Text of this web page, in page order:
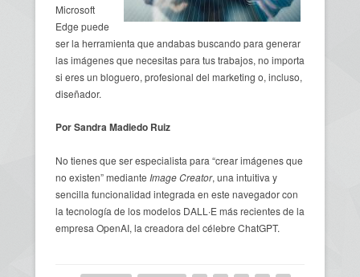
Microsoft
Edge puede
ser la herramienta que andabas buscando para generar
las imágenes que necesitas para tus trabajos, no importa
si eres un bloguero, profesional del marketing o, incluso,
diseñador.
Por Sandra Madiedo Ruiz
No tienes que ser especialista para “crear imágenes que
no existen” mediante Image Creator, una intuitiva y
sencilla funcionalidad integrada en este navegador con
la tecnología de los modelos DALL∙E más recientes de la
empresa OpenAI, la creadora del célebre ChatGPT.